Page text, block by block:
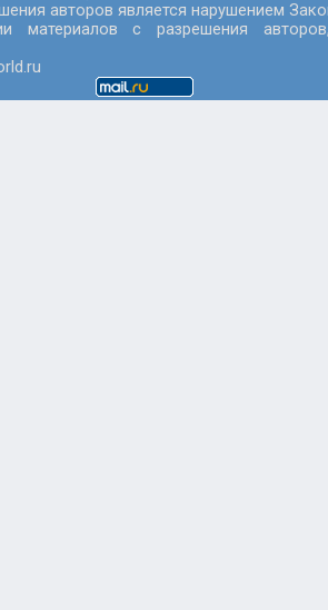
авторов является нарушением
материалов с разрешения